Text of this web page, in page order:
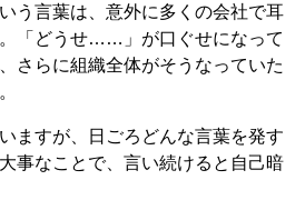
う言葉は、意外に多くの会社で耳
「どうせ……」が口ぐせになって
さらに組織全体がそうなっていた
ますが、日ごろどんな言葉を発す
事なことで、言い続けると自己暗